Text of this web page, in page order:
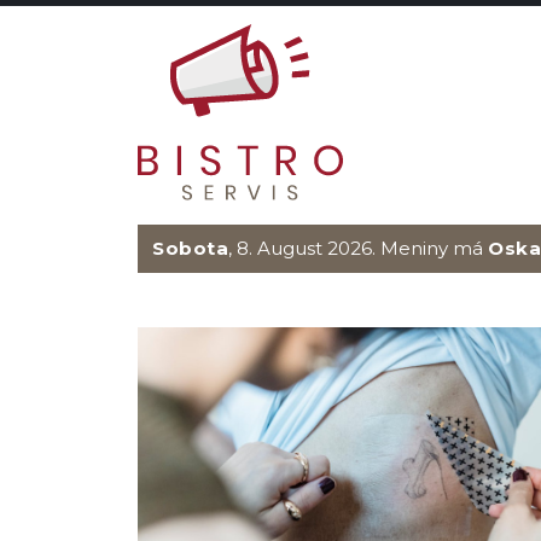
Sobota, 8. August 2026. Meniny má